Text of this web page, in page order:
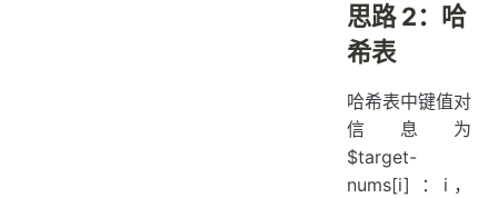
思路 2：哈
希表
哈希表中键值对
信息为
$target-
nums[i] ：i，